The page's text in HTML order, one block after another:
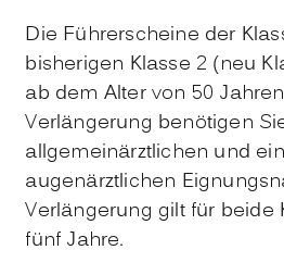
Die Führerscheine der
bisherigen Klasse 2 (neu
ab dem Alter von 50
Verlängerung benötigen
allgemeinärztlichen und
augenärztlichen
Verlängerung gilt für beide
fünf Jahre.